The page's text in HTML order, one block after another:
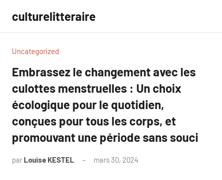
contenu
culturelitteraire
Uncategorized
Embrassez le changement avec les
culottes menstruelles : Un choix
écologique pour le quotidien,
conçues pour tous les corps, et
promouvant une période sans souci
par Louise KESTEL mars 30, 2024